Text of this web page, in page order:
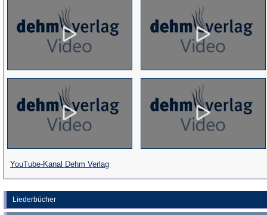
Liederbücher
YouTube-Kanal Dehm Verlag(Öffnet
in
einem
neuen